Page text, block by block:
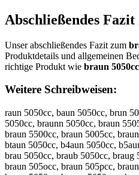
Abschließendes Fazit
Unser abschließendes Fazit zum
Produktdetails und allgemeinen
richtige Produkt wie braun 5050cc
Weitere Schreibweisen:
raun 5050cc, baun 5050cc, brun
5050cc, braunn 5050cc, braun
braun 5500cc, braun 5005cc,
btaun 5050cc, b4aun 5050cc,
brau 5050cc, braub 5050cc,
braun 505occ, braun 505pcc,